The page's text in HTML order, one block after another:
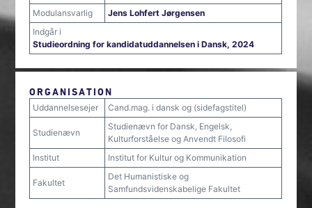
Modulansvarlig
Jens Lohfert Jørgensen
Indgår i
Studieordning for kandidatuddannelsen i Dansk, 2024
ORGANISATION
Uddannelsesejer Cand.mag. i dansk og (sidefagstitel)
Studienævn
Studienævn for Dansk, Engelsk,
Kulturforståelse og Anvendt Filosofi
Institut
Institut for Kultur og Kommunikation
Fakultet
Det Humanistiske og
Samfundsvidenskabelige Fakultet